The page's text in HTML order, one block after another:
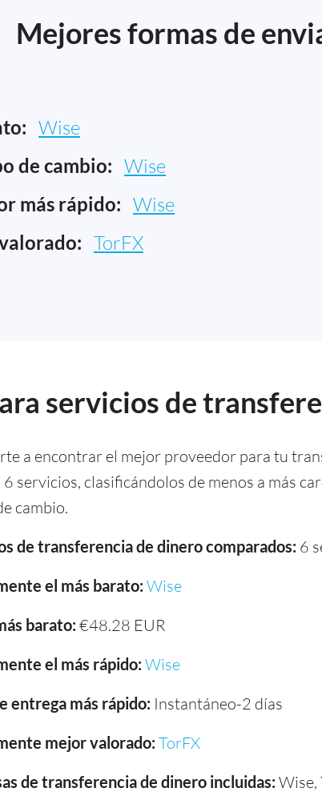
Mejores formas de
Wise
de cambio: Wise
más rápido: Wise
TorFX
servicios de
a encontrar el mejor proveedor para tu
servicios, clasificándolos de menos a más
cambio.
de transferencia de dinero comparados: 6
el más barato: Wise
barato: €48.28 EUR
el más rápido: Wise
entrega más rápido: Instantáneo-2 días
mejor valorado: TorFX
de transferencia de dinero incluidas: Wise,